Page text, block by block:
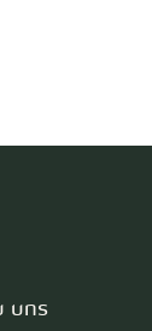
uns